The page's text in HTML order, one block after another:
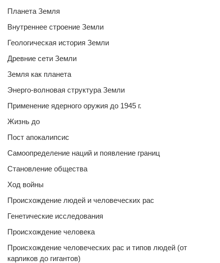
Планета Земля
Внутреннее строение Земли
Геологическая история Земли
Древние сети Земли
Земля как планета
Энерго-волновая структура Земли
Применение ядерного оружия до 1945 г.
Жизнь до
Пост апокалипсис
Самоопределение наций и появление границ
Становление общества
Ход войны
Происхождение людей и человеческих рас
Генетические исследования
Происхождение человека
Происхождение человеческих рас и типов людей (от
карликов до гигантов)